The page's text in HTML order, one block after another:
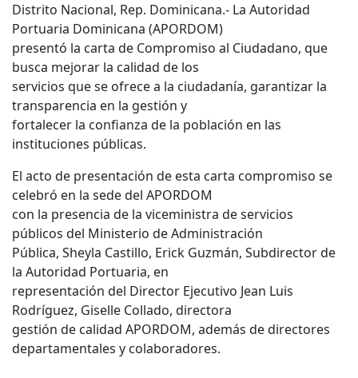
Distrito Nacional, Rep. Dominicana.- La Autoridad
Portuaria Dominicana (APORDOM)
presentó la carta de Compromiso al Ciudadano, que
busca mejorar la calidad de los
servicios que se ofrece a la ciudadanía, garantizar la
transparencia en la gestión y
fortalecer la confianza de la población en las
instituciones públicas.
El acto de presentación de esta carta compromiso se
celebró en la sede del APORDOM
con la presencia de la viceministra de servicios
públicos del Ministerio de Administración
Pública, Sheyla Castillo, Erick Guzmán, Subdirector de
la Autoridad Portuaria, en
representación del Director Ejecutivo Jean Luis
Rodríguez, Giselle Collado, directora
gestión de calidad APORDOM, además de directores
departamentales y colaboradores.